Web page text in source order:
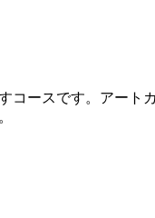
コースです。アート